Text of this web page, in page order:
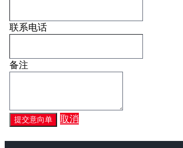
联系电话
备注
提交意向单 取消